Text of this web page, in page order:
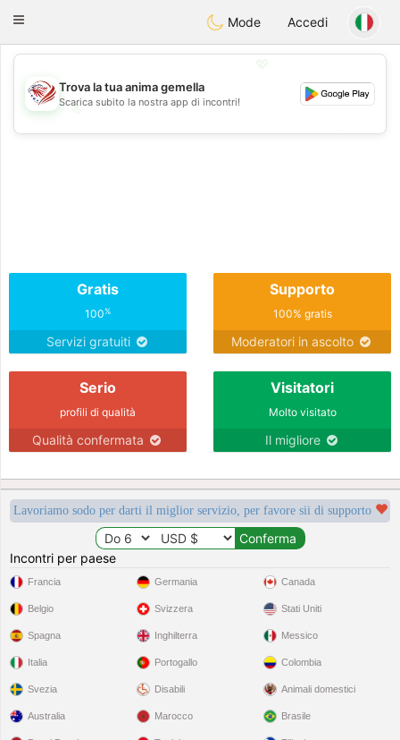
StatesDating
Toggle
Mode Accedi
💖
💕
Trova la tua anima gemella
Scarica subito la nostra app di incontri!
Gratis
100%
Servizi gratuiti
Supporto
100% gratis
Moderatori in ascolto
Serio
profili di qualità
Qualità confermata
Visitatori
Molto visitato
Il migliore
Lavoriamo sodo per darti il miglior servizio, per favore sii di supporto
Incontri per paese
Francia
Belgio
Spagna
Italia
Svezia
Germania
Svizzera
Inghilterra
Portogallo
Disabili
Canada
Stati Uniti
Messico
Colombia
Animali domestici
Australia Marocco Brasile